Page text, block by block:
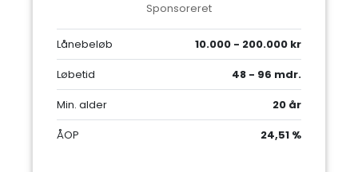
Sponsoreret
Lånebeløb
10.000 - 200.000 kr
Løbetid
48 - 96 mdr.
Min. alder
20 år
ÅOP
24,51 %